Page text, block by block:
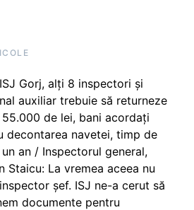
Gorj, alți 8 inspectori și
auxiliar trebuie să returneze
de lei, bani acordați
decontarea navetei, timp de
an / Inspectorul general,
Staicu: La vremea aceea nu
șef. ISJ ne-a cerut să
documente pentru